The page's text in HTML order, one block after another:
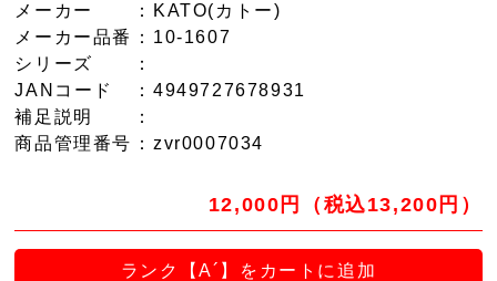
メーカー
：KATO(カトー)
メーカー品番
：10-1607
シリーズ
：
JANコード
：4949727678931
補足説明
：
商品管理番号 ：zvr0007034
12,000円（税込13,200円）
ランク【A´】をカートに追加